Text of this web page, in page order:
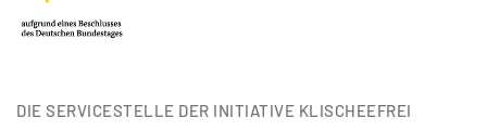
DIE SERVICESTELLE DER INITIATIVE KLISCHEEFREI